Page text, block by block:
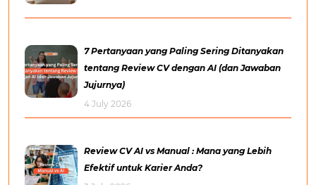
7 Pertanyaan yang Paling Sering Ditanyakan
tentang Review CV dengan AI (dan Jawaban
Jujurnya)
4 July 2026
Review CV AI vs Manual : Mana yang Lebih
Efektif untuk Karier Anda?